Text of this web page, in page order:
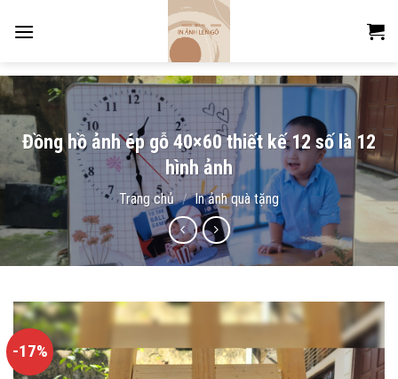
Đồng hồ ảnh ép gỗ 40×60 thiết kế 12 số là 12
hình ảnh
Trang chủ / In ảnh quà tặng
-17%